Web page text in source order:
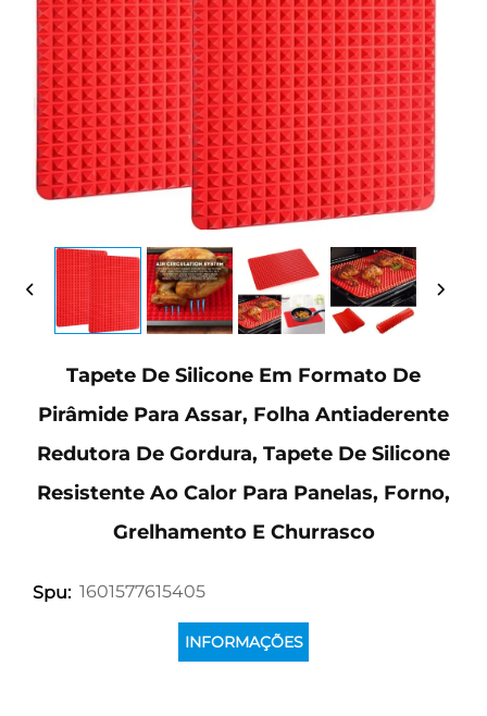
Tapete De Silicone Em Formato De
Pirâmide Para Assar, Folha Antiaderente
Redutora De Gordura, Tapete De Silicone
Resistente Ao Calor Para Panelas, Forno,
Grelhamento E Churrasco
Spu: 1601577615405
INFORMAÇÕES